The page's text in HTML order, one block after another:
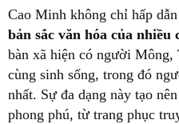
Cao Minh không chỉ hấp
bản sắc văn hóa của nhiều
bàn xã hiện có người
cùng sinh sống, trong đó
nhất. Sự đa dạng này tạo
phong phú, từ trang phục